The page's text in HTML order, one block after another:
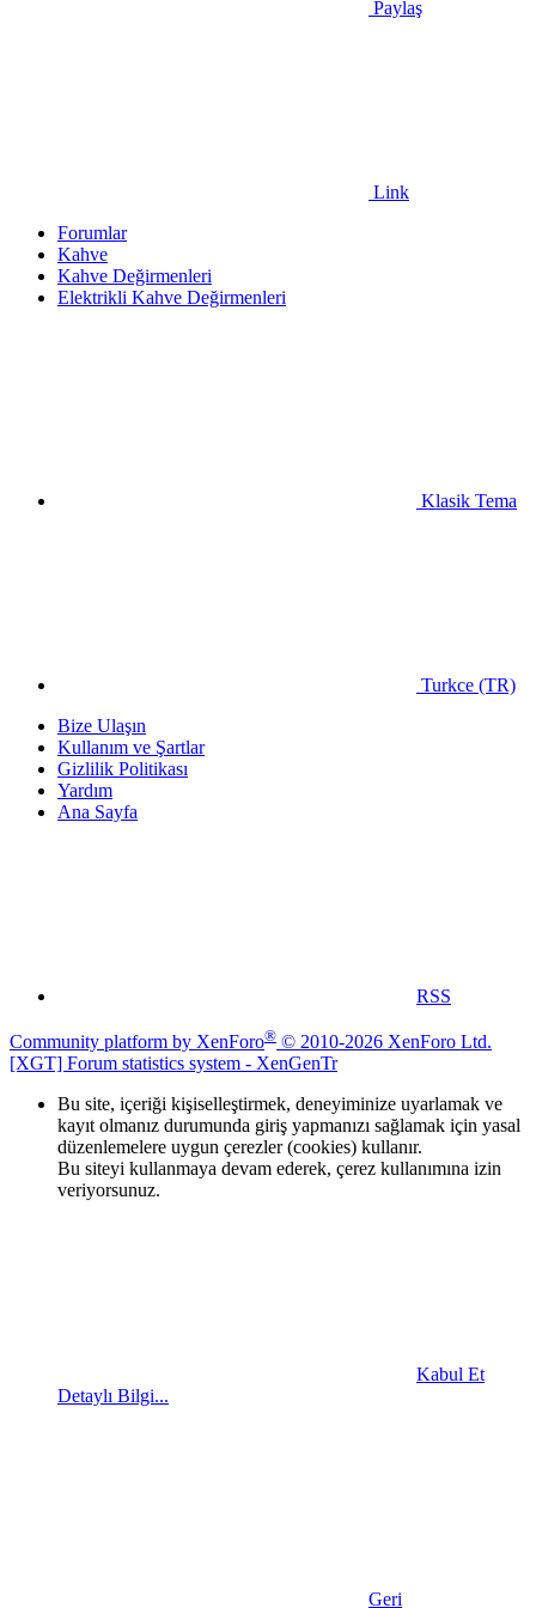
Paylaş
Link
Forumlar
Kahve
Kahve Değirmenleri
Elektrikli Kahve Değirmenleri
Klasik Tema
Turkce (TR)
Bize Ulaşın
Kullanım ve Şartlar
Gizlilik Politikası
Yardım
Ana Sayfa
RSS
Community platform by XenForo® © 2010-2026 XenForo Ltd.
[XGT] Forum statistics system - XenGenTr
Bu site, içeriği kişiselleştirmek, deneyiminize uyarlamak ve
kayıt olmanız durumunda giriş yapmanızı sağlamak için yasal
düzenlemelere uygun çerezler (cookies) kullanır.
Bu siteyi kullanmaya devam ederek, çerez kullanımına izin
veriyorsunuz.
Kabul Et
Detaylı Bilgi...
Geri